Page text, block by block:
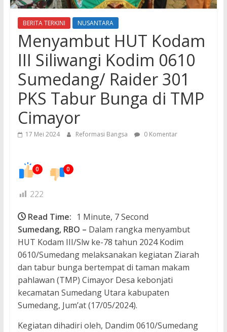
BERITA TERKINI NUSANTARA
Menyambut HUT Kodam
III Siliwangi Kodim 0610
Sumedang/ Raider 301
PKS Tabur Bunga di TMP
Cimayor
17 Mei 2024 Reformasi Bangsa 0 Komentar
0 0
222
Read Time: 1 Minute, 7 Second
Sumedang, RBO – Dalam rangka menyambut
HUT Kodam III/Slw ke-78 tahun 2024 Kodim
0610/Sumedang melaksanakan kegiatan Ziarah
dan tabur bunga bertempat di taman makam
pahlawan (TMP) Cimayor Desa kebonjati
kecamatan Sumedang Utara kabupaten
Sumedang, Jum’at (17/05/2024).
Kegiatan dihadiri oleh, Dandim 0610/Sumedang